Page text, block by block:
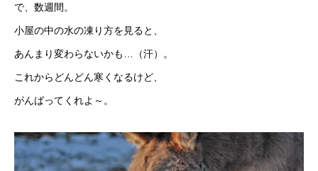
で、数週間。
小屋の中の水の凍り方を見ると、
あんまり変わらないかも…（汗）。
これからどんどん寒くなるけど、
がんばってくれよ～。